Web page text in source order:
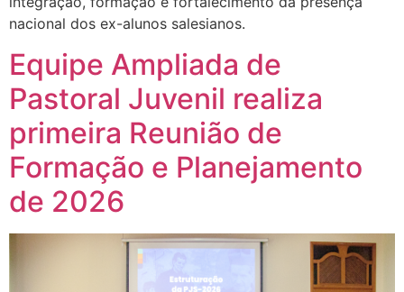
nacional dos ex-alunos salesianos.
Equipe Ampliada de
Pastoral Juvenil realiza
primeira Reunião de
Formação e Planejamento
de 2026